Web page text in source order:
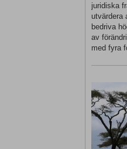
juridiska
utvärdera
bedriva
av
med fyra